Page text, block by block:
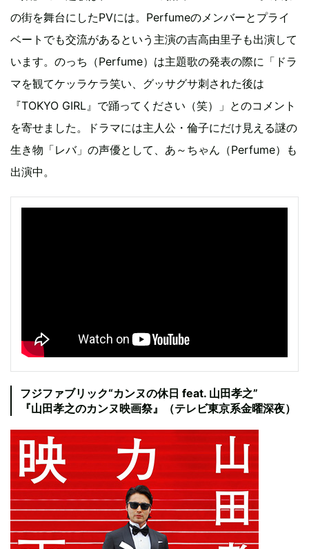
の街を舞台にしたPVには。Perfumeのメンバーとプライ
ベートでも交流があるという主演の吉高由里子も出演して
います。のっち（Perfume）は主題歌の発表の際に「ドラ
マを観てケッラケラ笑い、グッサグサ刺された後は
『TOKYO GIRL』で踊ってください（笑）」とのコメント
を寄せました。ドラマには主人公・倫子にだけ見える謎の
生き物「レバ」の声優として、あ～ちゃん（Perfume）も
出演中。
フジファブリック“カンヌの休日 feat. 山田孝之”
『山田孝之のカンヌ映画祭』（テレビ東京系金曜深夜）